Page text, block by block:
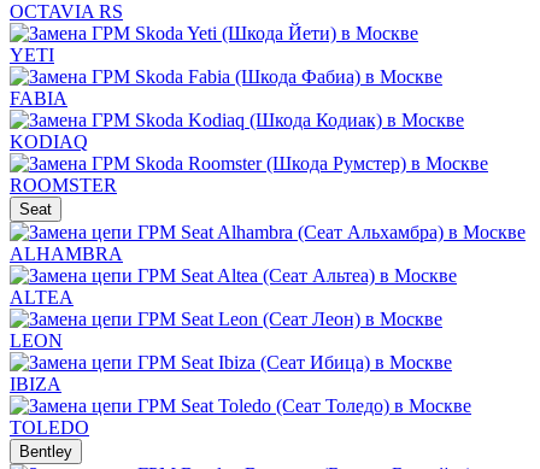
OCTAVIA RS
YETI
FABIA
KODIAQ
ROOMSTER
Seat
ALHAMBRA
ALTEA
LEON
IBIZA
TOLEDO
Bentley